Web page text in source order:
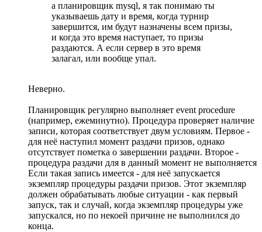
а планировщик mysql, я так понимаю ты
указываешь дату и время, когда турнир
завершится, им будут назначены всем призы,
и когда это время наступает, то призы
раздаются. А если сервер в это время
залагал, или вообще упал.
Неверно.
Планировщик регулярно выполняет event procedure
(например, ежеминутно). Процедура проверяет наличие
записи, которая соответствует двум условиям. Первое -
для неё наступил момент раздачи призов, однако
отсутствует пометка о завершении раздачи. Второе -
процедура раздачи для в данный момент не выполняется
Если такая запись имеется - для неё запускается
экземпляр процедуры раздачи призов. Этот экземпляр
должен обрабатывать любые ситуации - как первый
запуск, так и случай, когда экземпляр процедуры уже
запускался, но по некоей причине не выполнился до
конца.